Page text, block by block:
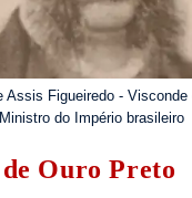
Assis Figueiredo - Visconde
Ministro do Império brasileiro
Ouro Preto